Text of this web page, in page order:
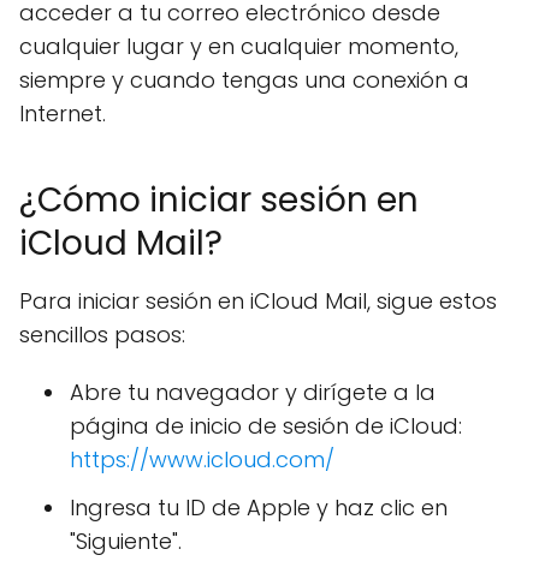
acceder a tu correo electrónico desde
cualquier lugar y en cualquier momento,
siempre y cuando tengas una conexión a
Internet.
¿Cómo iniciar sesión en
iCloud Mail?
Para iniciar sesión en iCloud Mail, sigue estos
sencillos pasos:
Abre tu navegador y dirígete a la
página de inicio de sesión de iCloud:
https://www.icloud.com/
Ingresa tu ID de Apple y haz clic en
"Siguiente".